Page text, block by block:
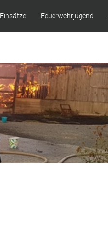
Einsätze Feuerwehrjugend